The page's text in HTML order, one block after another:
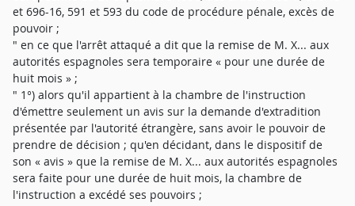
et 696-16, 591 et 593 du code de procédure pénale, excès de
pouvoir ;
" en ce que l'arrêt attaqué a dit que la remise de M. X... aux
autorités espagnoles sera temporaire « pour une durée de
huit mois » ;
" 1°) alors qu'il appartient à la chambre de l'instruction
d'émettre seulement un avis sur la demande d'extradition
présentée par l'autorité étrangère, sans avoir le pouvoir de
prendre de décision ; qu'en décidant, dans le dispositif de
son « avis » que la remise de M. X... aux autorités espagnoles
sera faite pour une durée de huit mois, la chambre de
l'instruction a excédé ses pouvoirs ;